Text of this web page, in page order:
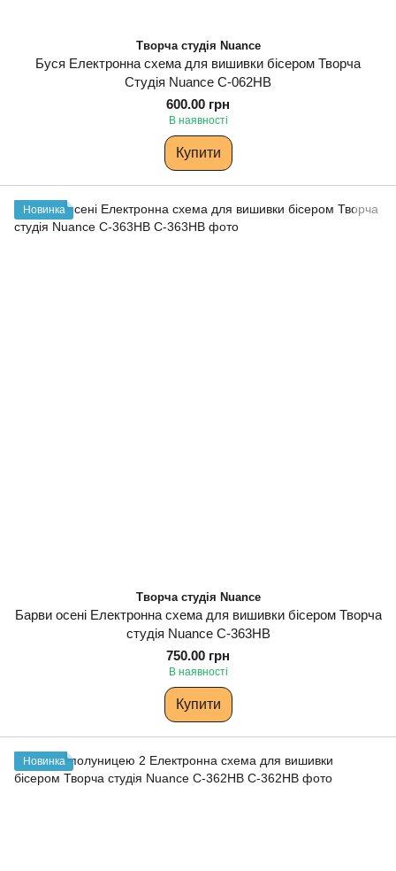
Творча студія Nuance
Буся Електронна схема для вишивки бісером Творча
Студія Nuance С-062НВ
600.00 грн
В наявності
Купити
Новинка
Творча студія Nuance
Барви осені Електронна схема для вишивки бісером Творча
студія Nuance С-363НВ
750.00 грн
В наявності
Купити
Новинка